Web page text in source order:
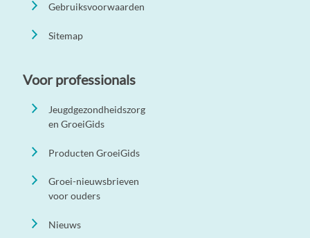
Gebruiksvoorwaarden
Sitemap
Voor professionals
Jeugdgezondheidszorg
en GroeiGids
Producten GroeiGids
Groei-nieuwsbrieven
voor ouders
Nieuws